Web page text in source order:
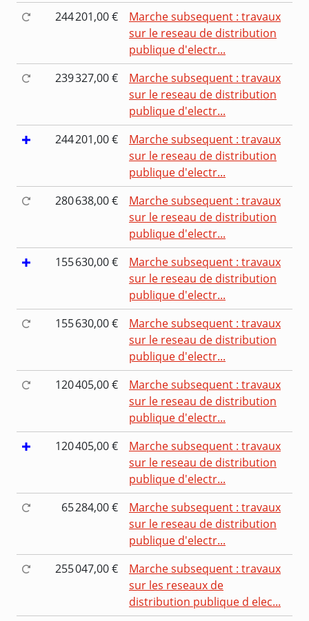
244 201,00 €
Marche subsequent : travaux
sur le reseau de distribution
publique d'electr...
239 327,00 €
Marche subsequent : travaux
sur le reseau de distribution
publique d'electr...
244 201,00 €
Marche subsequent : travaux
sur le reseau de distribution
publique d'electr...
280 638,00 €
Marche subsequent : travaux
sur le reseau de distribution
publique d'electr...
155 630,00 €
Marche subsequent : travaux
sur le reseau de distribution
publique d'electr...
155 630,00 €
Marche subsequent : travaux
sur le reseau de distribution
publique d'electr...
120 405,00 €
Marche subsequent : travaux
sur le reseau de distribution
publique d'electr...
120 405,00 €
Marche subsequent : travaux
sur le reseau de distribution
publique d'electr...
65 284,00 €
Marche subsequent : travaux
sur le reseau de distribution
publique d'electr...
255 047,00 €
Marche subsequent : travaux
sur les reseaux de
distribution publique d elec...